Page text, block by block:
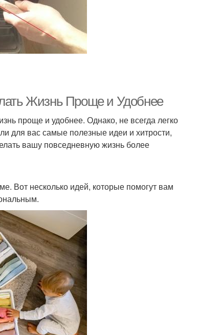
Жизнь Проще и Удобнее
проще и удобнее. Однако, не всегда легко
для вас самые полезные идеи и хитрости,
вашу повседневную жизнь более
Вот несколько идей, которые помогут вам